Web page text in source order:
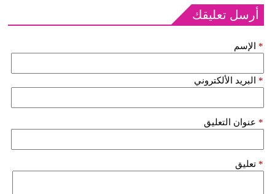
أرسل تعليقك
الإسم *
البريد الألكتروني *
عنوان التعليق *
تعليق *